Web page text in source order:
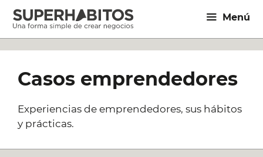
Saltar
contenido
Menú
Casos emprendedores
Experiencias de emprendedores, sus hábitos
y prácticas.